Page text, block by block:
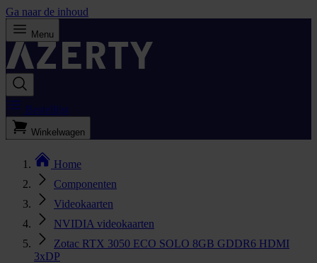
Ga naar de inhoud
Menu
Bestellijst
Winkelwagen
Home
Componenten
Videokaarten
NVIDIA videokaarten
Zotac RTX 3050 ECO SOLO 8GB GDDR6 HDMI
3xDP